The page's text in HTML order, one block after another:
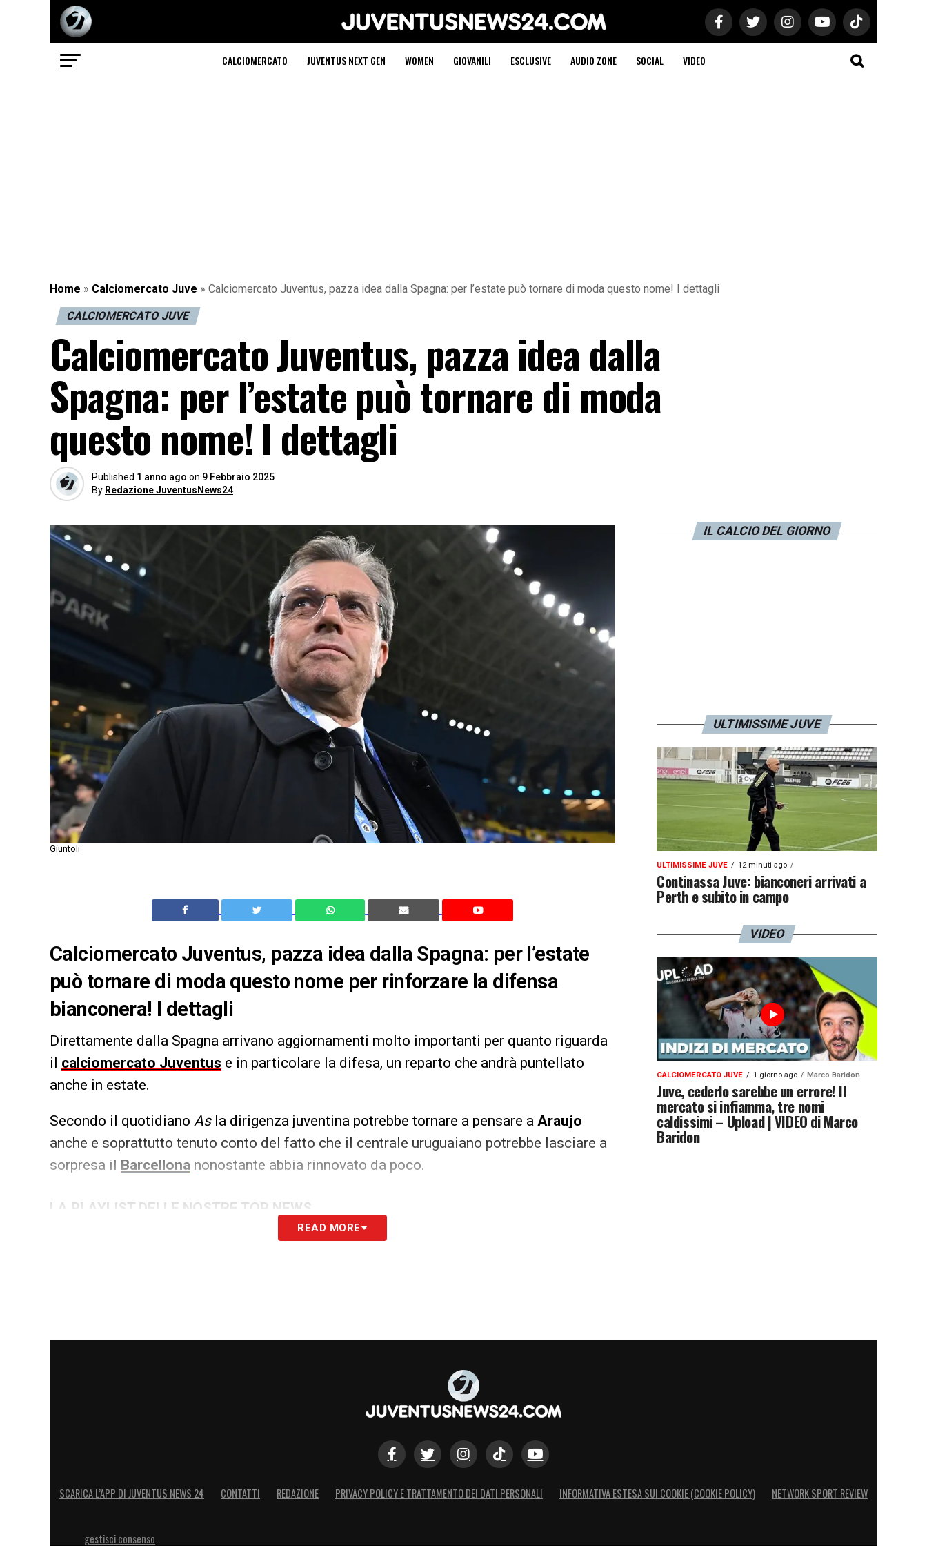
Juventus News 24
CALCIOMERCATO JUVENTUS NEXT GEN WOMEN GIOVANILI ESCLUSIVE AUDIO ZONE SOCIAL VIDEO
Home » Calciomercato Juve » Calciomercato Juventus, pazza idea dalla Spagna: per l’estate può tornare di moda questo nome! I dettagli
CALCIOMERCATO JUVE
Calciomercato Juventus, pazza idea dalla
Spagna: per l’estate può tornare di moda
questo nome! I dettagli
Published 1 anno ago on 9 Febbraio 2025
By Redazione JuventusNews24
Giuntoli
Calciomercato Juventus, pazza idea dalla Spagna: per l’estate
può tornare di moda questo nome per rinforzare la difensa
bianconera! I dettagli
Direttamente dalla Spagna arrivano aggiornamenti molto importanti per quanto riguarda
il calciomercato Juventus e in particolare la difesa, un reparto che andrà puntellato
anche in estate.
Secondo il quotidiano Asla dirigenza juventina potrebbe tornare a pensare a Araujo
anche e soprattutto tenuto conto del fatto che il centrale uruguaiano potrebbe lasciare a
sorpresa il Barcellona nonostante abbia rinnovato da poco.
LA PLAYLIST DELLE NOSTRE TOP NEWS
READ MORE
IL CALCIO DEL GIORNO
ULTIMISSIME JUVE
ULTIMISSIME JUVE 12 minuti ago
Continassa Juve: bianconeri arrivati a
Perth e subito in campo
VIDEO
CALCIOMERCATO JUVE 1 giorno ago Marco Baridon
Juve, cederlo sarebbe un errore! Il
mercato si infiamma, tre nomi
caldissimi – Upload | VIDEO di Marco
Baridon
SCARICA L’APP DI JUVENTUS NEWS 24 CONTATTI REDAZIONE PRIVACY POLICY E TRATTAMENTO DEI DATI PERSONALI INFORMATIVA ESTESA SUI COOKIE (COOKIE POLICY) NETWORK SPORT REVIEW
gestisci consenso